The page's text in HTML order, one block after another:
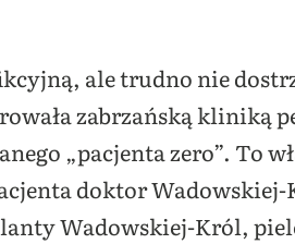
ale trudno nie
zabrzańską kliniką
„pacjenta zero”. To
doktor
Wadowskiej-Król,